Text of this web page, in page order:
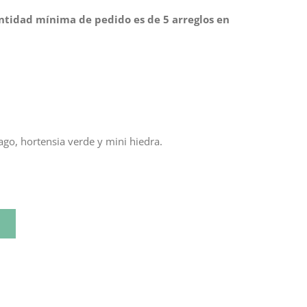
mínima de pedido es de 5 arreglos en
hortensia verde y mini hiedra.